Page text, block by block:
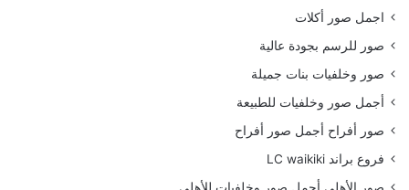
اجمل صور أكلات
صور للرسم بجودة عالية
صور وخلفيات بنات جميلة
أجمل صور وخلفيات للطبيعة
صور أفراح أجمل صور أفراح
فروع براند LC waikiki